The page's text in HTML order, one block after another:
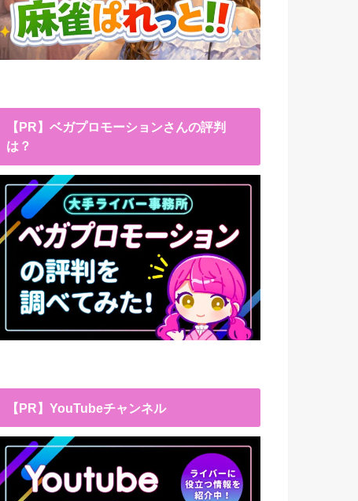
【PR】ベガプロモーションさんの評判
は？
【PR】YouTubeチャンネル